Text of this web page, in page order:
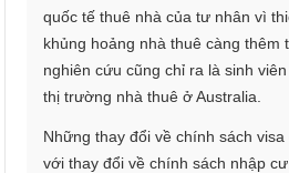
quốc tế thuê nhà của tư nhân vì
khủng hoảng nhà thuê càng thêm
nghiên cứu cũng chỉ ra là sinh
thị trường nhà thuê ở Australia.
Những thay đổi về chính sách
với thay đổi về chính sách nhập